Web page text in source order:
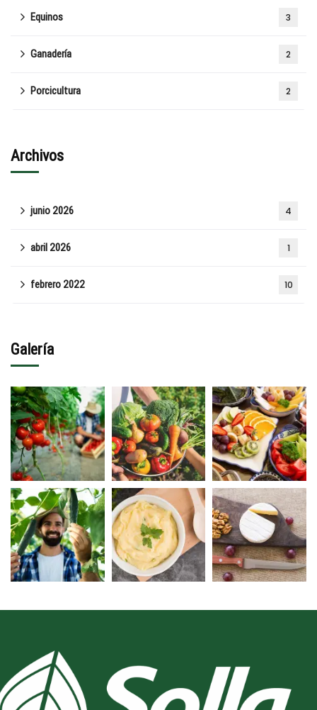
Equinos 3
Ganadería 2
Porcicultura 2
Archivos
junio 2026 4
abril 2026 1
febrero 2022 10
Galería